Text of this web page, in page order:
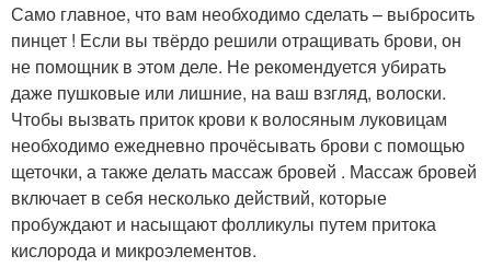
Само главное, что вам необходимо сделать – выбросить
пинцет ! Если вы твёрдо решили отращивать брови, он
не помощник в этом деле. Не рекомендуется убирать
даже пушковые или лишние, на ваш взгляд, волоски.
Чтобы вызвать приток крови к волосяным луковицам
необходимо ежедневно прочёсывать брови с помощью
щеточки, а также делать массаж бровей . Массаж бровей
включает в себя несколько действий, которые
пробуждают и насыщают фолликулы путем притока
кислорода и микроэлементов.